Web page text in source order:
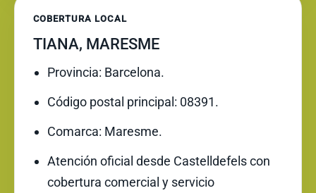
COBERTURA LOCAL
TIANA, MARESME
Provincia: Barcelona.
Código postal principal: 08391.
Comarca: Maresme.
Atención oficial desde Castelldefels con
cobertura comercial y servicio